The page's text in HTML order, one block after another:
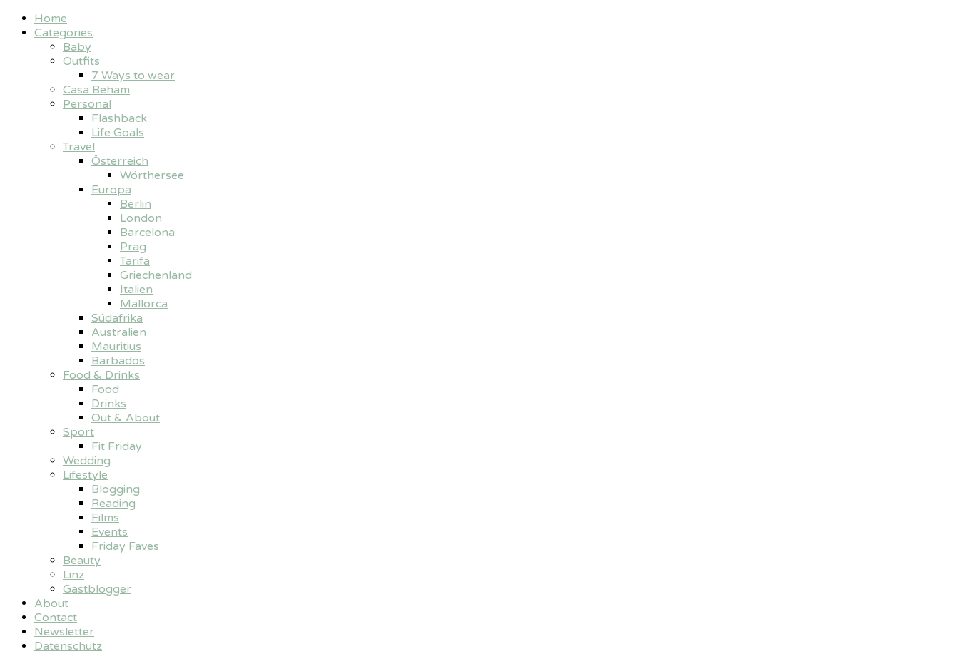
Home
Categories
Baby
Outfits
7 Ways to wear
Casa Beham
Personal
Flashback
Life Goals
Travel
Österreich
Wörthersee
Europa
Berlin
London
Barcelona
Prag
Tarifa
Griechenland
Italien
Mallorca
Südafrika
Australien
Mauritius
Barbados
Food & Drinks
Food
Drinks
Out & About
Sport
Fit Friday
Wedding
Lifestyle
Blogging
Reading
Films
Events
Friday Faves
Beauty
Linz
Gastblogger
About
Contact
Newsletter
Datenschutz